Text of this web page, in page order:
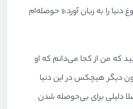
دنیا را به زبان آورد:« حوصله‌ام
که من از کجا می‌دانم که او
دیگر هیچکس در این دنیا
دلیلی برای بی‌حوصله شدن